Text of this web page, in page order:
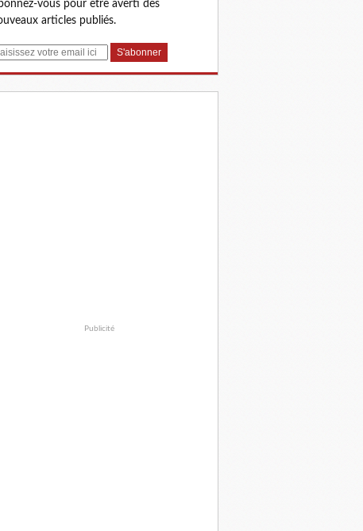
vous pour être averti des
articles publiés.
Publicité